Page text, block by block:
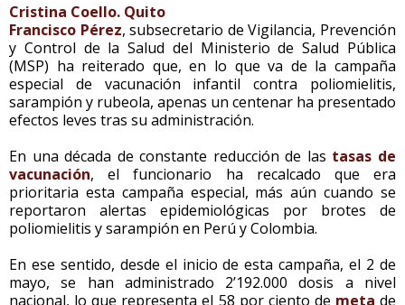
Cristina Coello. Quito
Francisco Pérez, subsecretario de Vigilancia, Prevención
y Control de la Salud del Ministerio de Salud Pública
(MSP) ha reiterado que, en lo que va de la campaña
especial de vacunación infantil contra poliomielitis,
sarampión y rubeola, apenas un centenar ha presentado
efectos leves tras su administración.
En una década de constante reducción de las tasas de
vacunación, el funcionario ha recalcado que era
prioritaria esta campaña especial, más aún cuando se
reportaron alertas epidemiológicas por brotes de
poliomielitis y sarampión en Perú y Colombia.
En ese sentido, desde el inicio de esta campaña, el 2 de
mayo, se han administrado 2’192.000 dosis a nivel
nacional, lo que representa el 58 por ciento de meta de